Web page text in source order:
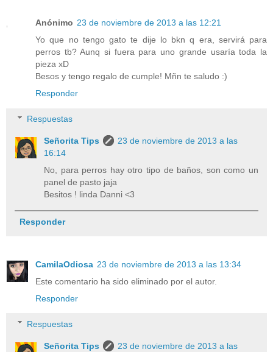
Anónimo 23 de noviembre de 2013 a las 12:21
Yo que no tengo gato te dije lo bkn q era, servirá para
perros tb? Aunq si fuera para uno grande usaría toda la
pieza xD
Besos y tengo regalo de cumple! Mñn te saludo :)
Responder
Respuestas
Señorita Tips
23 de noviembre de 2013 a las
16:14
No, para perros hay otro tipo de baños, son como un
panel de pasto jaja
Besitos ! linda Danni <3
Responder
CamilaOdiosa 23 de noviembre de 2013 a las 13:34
Este comentario ha sido eliminado por el autor.
Responder
Respuestas
Señorita Tips
23 de noviembre de 2013 a las